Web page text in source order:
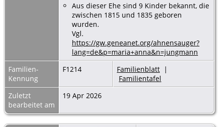
Aus dieser Ehe sind 9 Kinder bekannt, die
zwischen 1815 und 1835 geboren
wurden.
Vgl.
https://gw.geneanet.org/ahnensauger?
lang=de&p=maria+anna&n=jungmann
Familien-
Kennung
F1214 Familienblatt |
Familientafel
Zuletzt
bearbeitet am
19 Apr 2026